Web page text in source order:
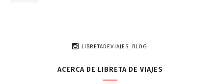
LIBRETADEVIAJES_BLOG
ACERCA DE LIBRETA DE VIAJES